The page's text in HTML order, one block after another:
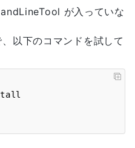
が入っていな
以下のコマンドを試して